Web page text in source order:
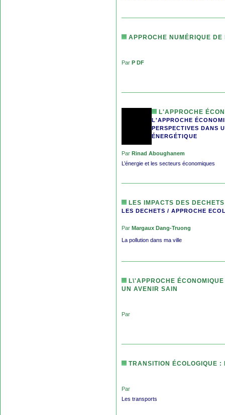
APPROCHE NUMÉRIQUE
Par P DF
L'APPROCHE
L'APPROCHE
PERSPECTIVES DANS
ÉNERGÉTIQUE
Par Rinad Aboughanem
L’énergie et les secteurs économiques
LES IMPACTS DES
LES DECHETS / APPROCHE
Par Margaux Dang-Truong
La pollution dans ma ville
L\'APPROCHE
UN AVENIR SAIN
Par
TRANSITION ÉCOLOGIQUE
Par
Les transports